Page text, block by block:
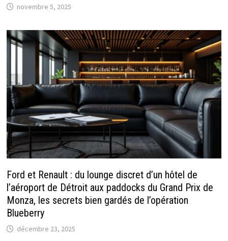
novembre 5, 2025
Ford et Renault : du lounge discret d’un hôtel de
l’aéroport de Détroit aux paddocks du Grand Prix de
Monza, les secrets bien gardés de l’opération
Blueberry
décembre 23, 2025